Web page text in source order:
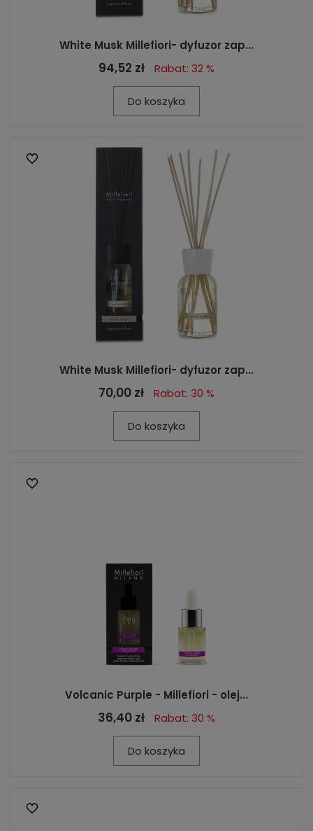
White Musk Millefiori- dyfuzor zap...
94,52 zł Rabat: 32 %
Do koszyka
White Musk Millefiori- dyfuzor zap...
70,00 zł Rabat: 30 %
Do koszyka
Volcanic Purple - Millefiori - olej...
36,40 zł Rabat: 30 %
Do koszyka